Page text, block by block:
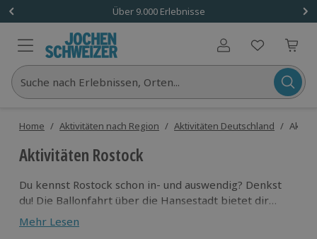
Über 9.000 Erlebnisse
Benutzerkonto
Suche nach Erlebnissen, Orten...
Home / Aktivitäten nach Region / Aktivitäten Deutschland /
Aktivitäten Rostock
Du kennst Rostock schon in- und auswendig? Denkst
du! Die Ballonfahrt über die Hansestadt bietet dir
eine ganz neue Perspektive. Wenn du nicht so hoch
hinaus möchtest, bietet die Ouad Tour Ostsee entlang
Mehr Lesen